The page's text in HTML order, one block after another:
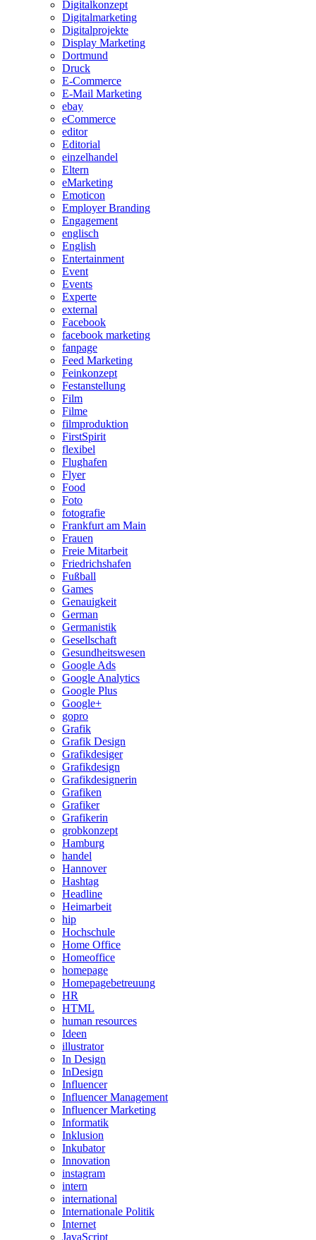
Digitalkonzept
Digitalmarketing
Digitalprojekte
Display Marketing
Dortmund
Druck
E-Commerce
E-Mail Marketing
ebay
eCommerce
editor
Editorial
einzelhandel
Eltern
eMarketing
Emoticon
Employer Branding
Engagement
englisch
English
Entertainment
Event
Events
Experte
external
Facebook
facebook marketing
fanpage
Feed Marketing
Feinkonzept
Festanstellung
Film
Filme
filmproduktion
FirstSpirit
flexibel
Flughafen
Flyer
Food
Foto
fotografie
Frankfurt am Main
Frauen
Freie Mitarbeit
Friedrichshafen
Fußball
Games
Genauigkeit
German
Germanistik
Gesellschaft
Gesundheitswesen
Google Ads
Google Analytics
Google Plus
Google+
gopro
Grafik
Grafik Design
Grafikdesiger
Grafikdesign
Grafikdesignerin
Grafiken
Grafiker
Grafikerin
grobkonzept
Hamburg
handel
Hannover
Hashtag
Headline
Heimarbeit
hip
Hochschule
Home Office
Homeoffice
homepage
Homepagebetreuung
HR
HTML
human resources
Ideen
illustrator
In Design
InDesign
Influencer
Influencer Management
Influencer Marketing
Informatik
Inklusion
Inkubator
Innovation
instagram
intern
international
Internationale Politik
Internet
JavaScript